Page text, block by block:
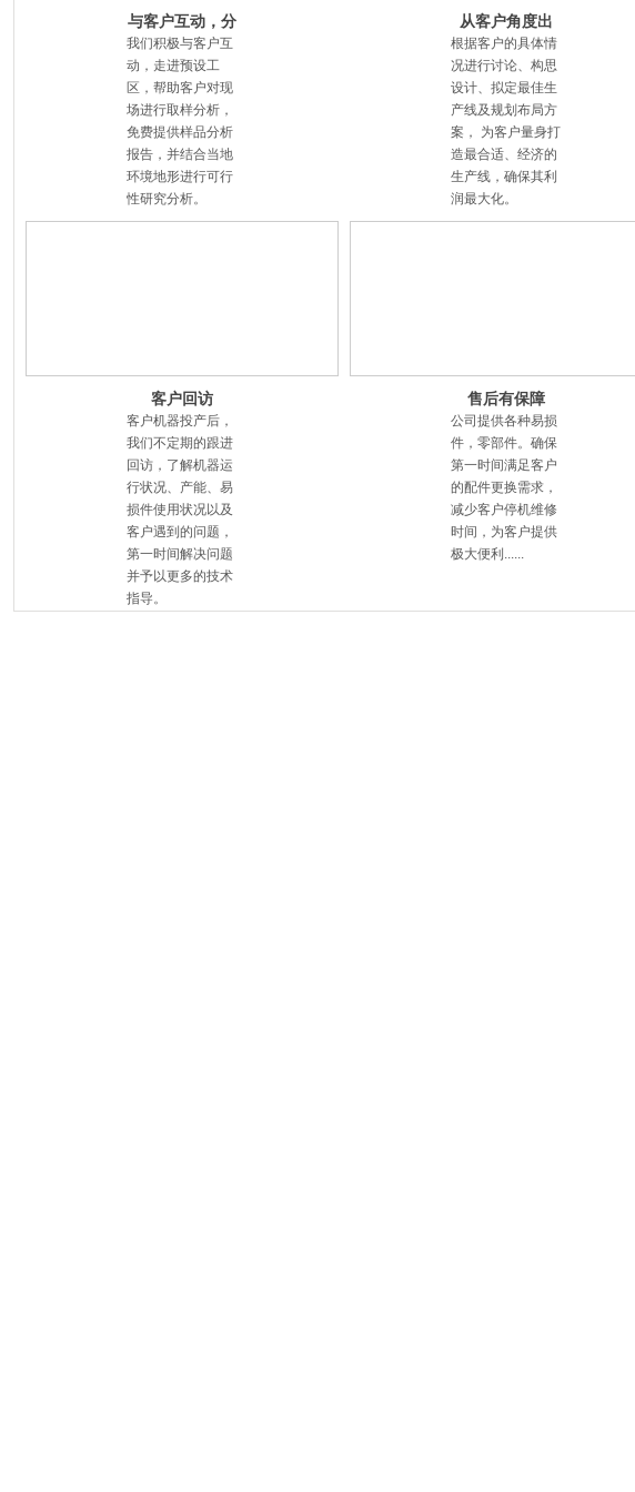
与客户互动，分
析客户需求
我们积极与客户互
动，走进预设工
区，帮助客户对现
场进行取样分析，
免费提供样品分析
报告，并结合当地
环境地形进行可行
性研究分析。
从客户角度出
发，为客户设计
方案
根据客户的具体情
况进行讨论、构思
设计、拟定最佳生
产线及规划布局方
案， 为客户量身打
造最合适、经济的
生产线，确保其利
润最大化。
客户回访
客户机器投产后，
我们不定期的跟进
回访，了解机器运
行状况、产能、易
损件使用状况以及
客户遇到的问题，
第一时间解决问题
并予以更多的技术
指导。
售后有保障
公司提供各种易损
件，零部件。确保
第一时间满足客户
的配件更换需求，
减少客户停机维修
时间，为客户提供
极大便利......